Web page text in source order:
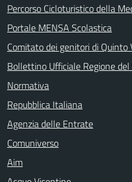
Percorso Cicloturistico della
Portale MENSA Scolastica
Comitato dei genitori di Quinto
Bollettino Ufficiale Regione
Normativa
Repubblica Italiana
Agenzia delle Entrate
Comuniverso
Aim